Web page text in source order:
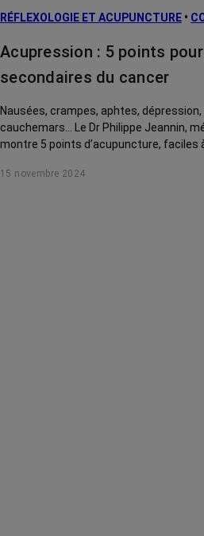
RÉFLEXOLOGIE ET ACUPUNCTURE •
Acupression : 5 points
secondaires du cancer
Nausées, crampes, aphtes,
cauchemars... Le Dr Philippe Jeannin,
montre 5 points d’acupuncture,
traitements.
15 novembre 2024